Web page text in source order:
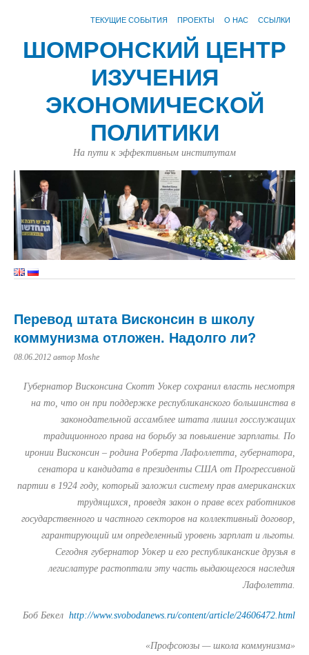
ТЕКУЩИЕ СОБЫТИЯ ПРОЕКТЫ О НАС ССЫЛКИ
ШОМРОНСКИЙ ЦЕНТР
ИЗУЧЕНИЯ
ЭКОНОМИЧЕСКОЙ
ПОЛИТИКИ
На пути к эффективным институтам
Перевод штата Висконсин в школу
коммунизма отложен. Надолго ли?
08.06.2012 автор Moshe
Губернатор Висконсина Скотт Уокер сохранил власть несмотря
на то, что он при поддержке республиканского большинства в
законодательной ассамблее штата лишил госслужащих
традиционного права на борьбу за повышение зарплаты. По
иронии Висконсин – родина Роберта Лафоллетта, губернатора,
сенатора и кандидата в президенты США от Прогрессивной
партии в 1924 году, который заложил систему прав американских
трудящихся, проведя закон о праве всех работников
государственного и частного секторов на коллективный договор,
гарантирующий им определенный уровень зарплат и льготы.
Сегодня губернатор Уокер и его республиканские друзья в
легислатуре растоптали эту часть выдающегося наследия
Лафолетта.
Боб Бекел http://www.svobodanews.ru/content/article/24606472.html
«Профсоюзы — школа коммунизма»